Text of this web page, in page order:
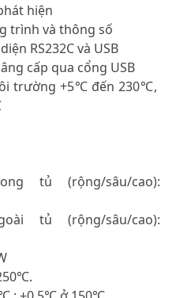
hiện
trình và thông số
RS232C và USB
cấp qua cổng USB
trường +5℃ đến 230℃,
tủ (rộng/sâu/cao):
tủ (rộng/sâu/cao):